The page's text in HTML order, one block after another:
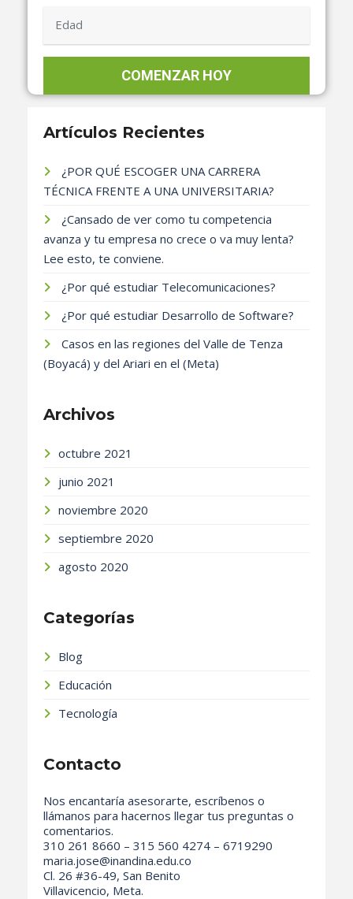
Artículos Recientes
¿POR QUÉ ESCOGER UNA CARRERA
TÉCNICA FRENTE A UNA UNIVERSITARIA?
¿Cansado de ver como tu competencia
avanza y tu empresa no crece o va muy lenta?
Lee esto, te conviene.
¿Por qué estudiar Telecomunicaciones?
¿Por qué estudiar Desarrollo de Software?
Casos en las regiones del Valle de Tenza
(Boyacá) y del Ariari en el (Meta)
Archivos
octubre 2021
junio 2021
noviembre 2020
septiembre 2020
agosto 2020
Categorías
Blog
Educación
Tecnología
Contacto
Nos encantaría asesorarte, escríbenos o
llámanos para hacernos llegar tus preguntas o
comentarios.
310 261 8660 – 315 560 4274 – 6719290
maria.jose@inandina.edu.co
Cl. 26 #36-49, San Benito
Villavicencio, Meta.